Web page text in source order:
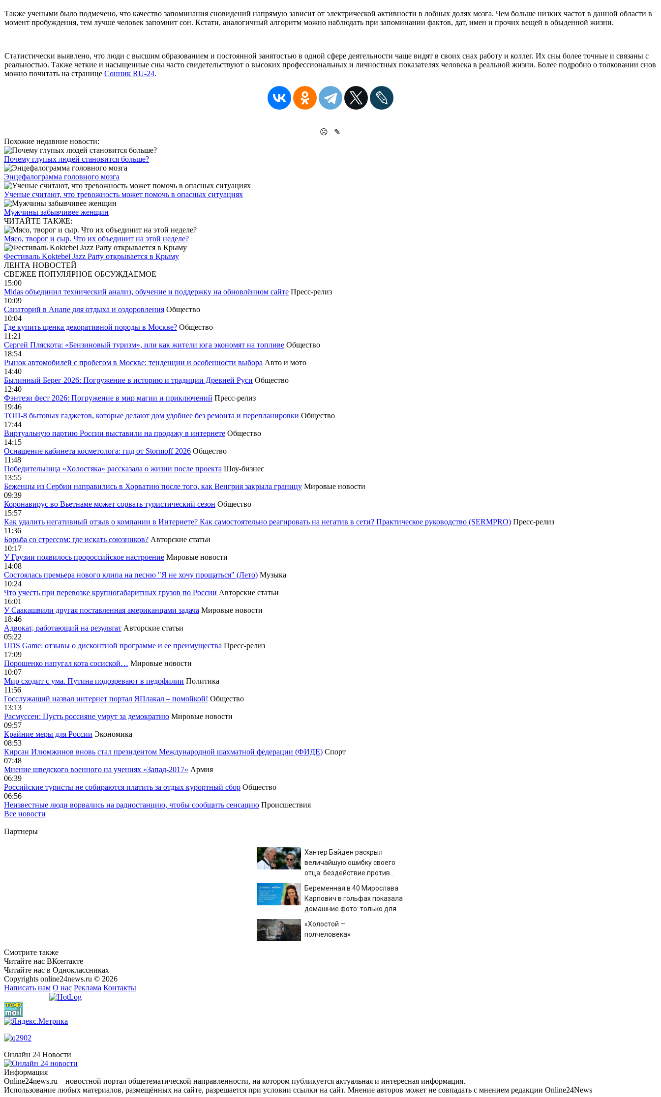
Также учеными было подмечено, что качество запоминания сновидений напрямую зависит от электрической активности в лобных долях мозга. Чем больше низких частот в данной области в
момент пробуждения, тем лучше человек запомнит сон. Кстати, аналогичный алгоритм можно наблюдать при запоминании фактов, дат, имен и прочих вещей в обыденной жизни.
Статистически выявлено, что люди с высшим образованием и постоянной занятостью в одной сфере деятельности чаще видят в своих снах работу и коллег. Их сны более точные и связаны с
реальностью. Также четкие и насыщенные сны часто свидетельствуют о высоких профессиональных и личностных показателях человека в реальной жизни. Более подробно о толковании снов
можно почитать на странице Сонник RU-24.
☹
✎
Похожие недавние новости:
Почему глупых людей становится больше?
Энцефалограмма головного мозга
Ученые считают, что тревожность может помочь в опасных ситуациях
Мужчины забывчивее женщин
ЧИТАЙТЕ ТАКЖЕ:
Мясо, творог и сыр. Что их объединит на этой неделе?
Фестиваль Koktebel Jazz Party открывается в Крыму
ЛЕНТА НОВОСТЕЙ
СВЕЖЕЕ ПОПУЛЯРНОЕ ОБСУЖДАЕМОЕ
15:00
Midas объединил технический анализ, обучение и поддержку на обновлённом сайте Пресс-релиз
10:09
Санаторий в Анапе для отдыха и оздоровления Общество
10:04
Где купить щенка декоративной породы в Москве? Общество
11:21
Сергей Пляскота: «Бензиновый туризм», или как жители юга экономят на топливе Общество
18:54
Рынок автомобилей с пробегом в Москве: тенденции и особенности выбора Авто и мото
14:40
Былинный Берег 2026: Погружение в историю и традиции Древней Руси Общество
12:40
Фэнтези фест 2026: Погружение в мир магии и приключений Пресс-релиз
19:46
ТОП-8 бытовых гаджетов, которые делают дом удобнее без ремонта и перепланировки Общество
17:44
Виртуальную партию России выставили на продажу в интернете Общество
14:15
Оснащение кабинета косметолога: гид от Stormoff 2026 Общество
11:48
Победительница «Холостяка» рассказала о жизни после проекта Шоу-бизнес
13:55
Беженцы из Сербии направились в Хорватию после того, как Венгрия закрыла границу Мировые новости
09:39
Коронавирус во Вьетнаме может сорвать туристический сезон Общество
15:57
Как удалить негативный отзыв о компании в Интернете? Как самостоятельно реагировать на негатив в сети? Практическое руководство (SERMPRO) Пресс-релиз
11:36
Борьба со стрессом: где искать союзников? Авторские статьи
10:17
У Грузии появилось пророссийское настроение Мировые новости
14:08
Cостоялась премьера нового клипа на песню "Я не хочу прощаться" (Лето) Музыка
10:24
Что учесть при перевозке крупногабаритных грузов по России Авторские статьи
16:01
У Саакашвили другая поставленная американцами задача Мировые новости
18:46
Адвокат, работающий на результат Авторские статьи
05:22
UDS Game: отзывы о дисконтной программе и ее преимущества Пресс-релиз
17:09
Порошенко напугал кота сосиской… Мировые новости
10:07
Мир сходит с ума. Путина подозревают в педофилии Политика
11:56
Госслужащий назвал интернет портал ЯПлакал – помойкой! Общество
13:13
Расмуссен: Пусть россияне умрут за демократию Мировые новости
09:57
Крайние меры для России Экономика
08:53
Кирсан Илюмжинов вновь стал президентом Международной шахматной федерации (ФИДЕ) Спорт
07:48
Мнение шведского военного на учениях «Запад-2017» Армия
06:39
Российские туристы не собираются платить за отдых курортный сбор Общество
06:56
Неизвестные люди ворвались на радиостанцию, чтобы сообщить сенсацию Происшествия
Все новости
Партнеры
Хантер Байден раскрыл
величайшую ошибку своего
отца: бездействие против
Беременная в 40 Мирослава
Карпович в гольфах показала
домашние фото: только для
«Холостой —
полчеловека»
Смотрите также
Читайте нас ВКонтакте
Читайте нас в Одноклассниках
Copyrights online24news.ru © 2026
Написать нам О нас Реклама Контакты
Онлайн 24 Новости
Информация
Оnline24news.ru – новостной портал общетематической направленности, на котором публикуется актуальная и интересная информация.
Использование любых материалов, размещённых на сайте, разрешается при условии ссылки на сайт. Мнение авторов может не совпадать с мнением редакции Online24News